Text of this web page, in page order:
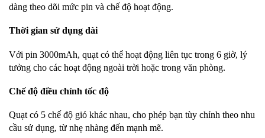
dàng theo dõi mức pin và chế độ hoạt động.
Thời gian sử dụng dài
Với pin 3000mAh, quạt có thể hoạt động liên tục trong 6 giờ, lý
tưởng cho các hoạt động ngoài trời hoặc trong văn phòng.
Chế độ điều chỉnh tốc độ
Quạt có 5 chế độ gió khác nhau, cho phép bạn tùy chỉnh theo nhu
cầu sử dụng, từ nhẹ nhàng đến mạnh mẽ.